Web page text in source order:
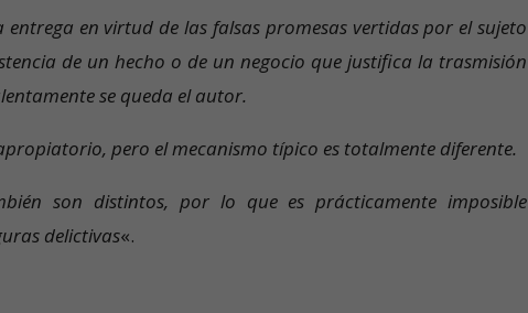
en virtud de las falsas promesas vertidas por el sujeto
de un hecho o de un negocio que justifica la trasmisión
se queda el autor.
pero el mecanismo típico es totalmente diferente.
son distintos, por lo que es prácticamente imposible
delictivas«.